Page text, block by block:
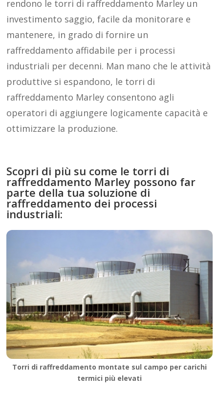
rendono le torri di raffreddamento Marley un
investimento saggio, facile da monitorare e
mantenere, in grado di fornire un
raffreddamento affidabile per i processi
industriali per decenni. Man mano che le attività
produttive si espandono, le torri di
raffreddamento Marley consentono agli
operatori di aggiungere logicamente capacità e
ottimizzare la produzione.
Scopri di più su come le torri di
raffreddamento Marley possono far
parte della tua soluzione di
raffreddamento dei processi
industriali:
Torri di raffreddamento montate sul campo per carichi
termici più elevati